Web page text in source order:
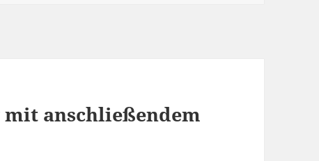
anschließendem